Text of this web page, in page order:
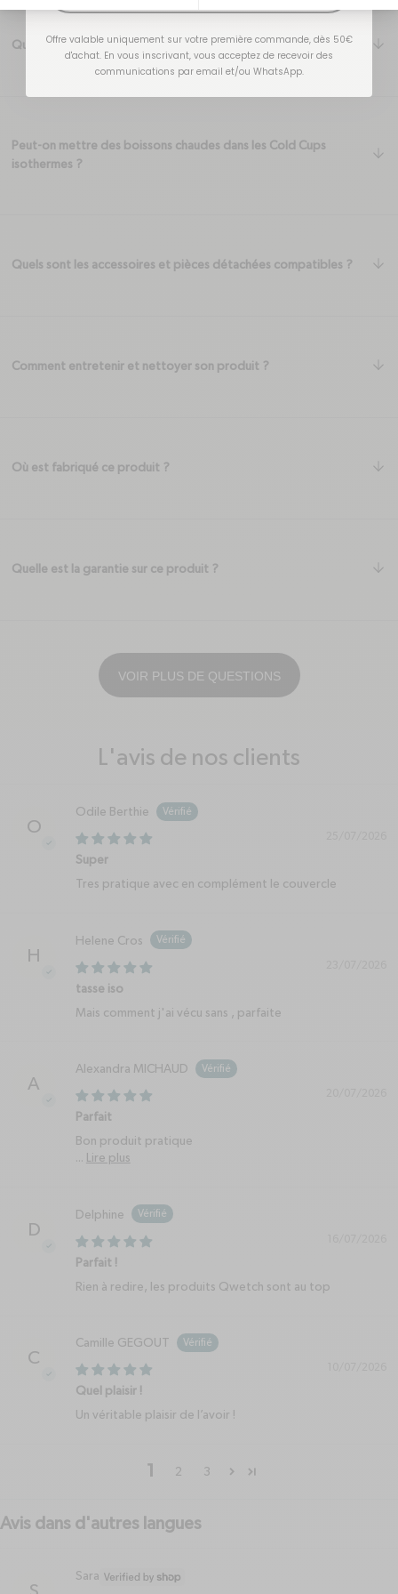
Quelles sont les performances isothermes ?
Peut-on mettre des boissons chaudes dans les Cold Cups
isothermes ?
Quels sont les accessoires et pièces détachées compatibles ?
Comment entretenir et nettoyer son produit ?
Où est fabriqué ce produit ?
Quelle est la garantie sur ce produit ?
VOIR PLUS DE QUESTIONS
L'avis de nos clients
O
Odile Berthie
Super
Tres pratique avec en complément le couvercle
H
Helene Cros
tasse iso
Mais comment j'ai vécu sans , parfaite
A
Alexandra MICHAUD
Parfait
Bon produit pratique
... Lire plus
D
Delphine
Parfait !
Rien à redire, les produits Qwetch sont au top
C
Camille GEGOUT
Quel plaisir !
Un véritable plaisir de l’avoir !
2 3
Avis dans d'autres langues
Sara
Offre valable uniquement sur votre première commande, dès 50€
d'achat. En vous inscrivant, vous acceptez de recevoir des
communications par email et/ou WhatsApp.